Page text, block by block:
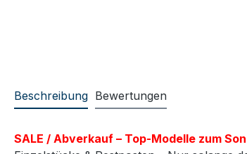
Beschreibung Bewertungen
SALE / Abverkauf – Top-Modelle zum